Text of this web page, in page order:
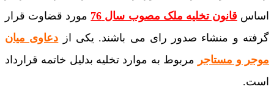
اساس قانون تخلیه ملک مصوب سال 76
مورد قضاوت قرار
گرفته و منشاء صدور رای می باشند. یکی از دعاوی میان
موجر و مستاجر مربوط به موارد تخلیه بدلیل خاتمه قرارداد
است.